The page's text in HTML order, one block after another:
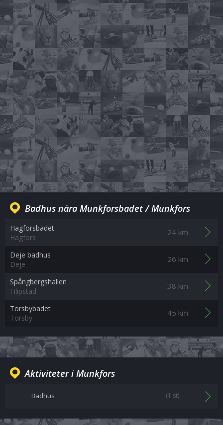
Badhus nära Munkforsbadet / Munkfors
Hagforsbadet
Hagfors
24 km
Deje badhus
Deje
26 km
Spångbergshallen
Filipstad
38 km
Torsbybadet
Torsby
45 km
Aktiviteter i Munkfors
Badhus (1 st)